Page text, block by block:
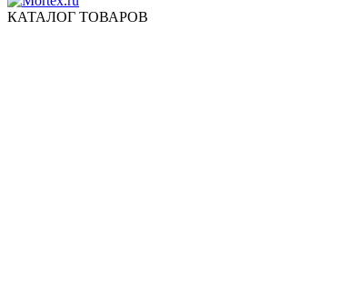
КАТАЛОГ ТОВАРОВ